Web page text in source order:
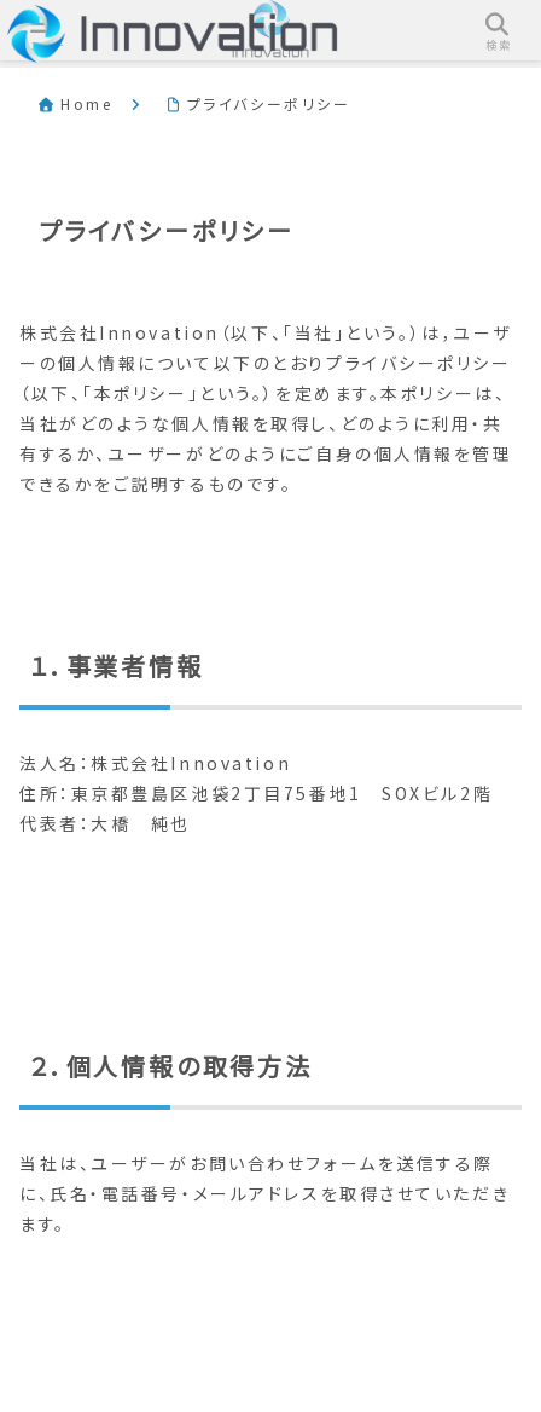
Home プライバシーポリシー
プライバシーポリシー
株式会社Innovation（以下、「当社」という。）は，ユーザ
ーの個人情報について以下のとおりプライバシーポリシー
（以下、「本ポリシー」という。）を定めます。本ポリシーは、
当社がどのような個人情報を取得し、どのように利用・共
有するか、ユーザーがどのようにご自身の個人情報を管理
できるかをご説明するものです。
１．事業者情報
法人名：株式会社Innovation
住所：東京都豊島区池袋2丁目75番地1 SOXビル2階
代表者：大橋 純也
２．個人情報の取得方法
当社は、ユーザーがお問い合わせフォームを送信する際
に、氏名・電話番号・メールアドレスを取得させていただき
ます。
メニュー 検索